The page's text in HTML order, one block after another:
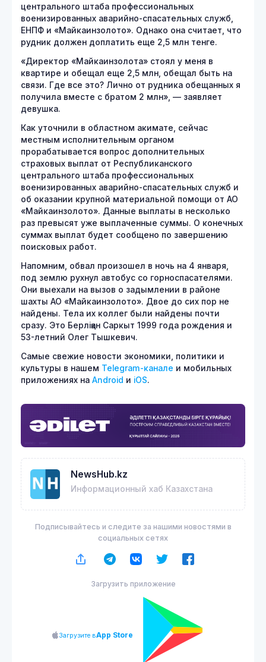
центрального штаба профессиональных
военизированных аварийно-спасательных служб,
ЕНПФ и «Майкаинзолото». Однако она считает, что
рудник должен доплатить еще 2,5 млн тенге.
«Директор «Майкаинзолота» стоял у меня в
квартире и обещал еще 2,5 млн, обещал быть на
связи. Где все это? Лично от рудника обещанных я
получила вместе с братом 2 млн», — заявляет
девушка.
Как уточнили в областном акимате, сейчас
местным исполнительным органом
прорабатывается вопрос дополнительных
страховых выплат от Республиканского
центрального штаба профессиональных
военизированных аварийно-спасательных служб и
об оказании крупной материальной помощи от АО
«Майкаинзолото». Данные выплаты в несколько
раз превысят уже выплаченные суммы. О конечных
суммах выплат будет сообщено по завершению
поисковых работ.
Напомним, обвал произошел в ночь на 4 января,
под землю рухнул автобус со горноспасателями.
Они выехали на вызов о задымлении в районе
шахты АО «Майкаинзолото». Двое до сих пор не
найдены. Тела их коллег были найдены почти
сразу. Это Берліқан Саркыт 1999 года рождения и
53-летний Олег Тышкевич.
Самые свежие новости экономики, политики и
культуры в нашем Telegram-канале и мобильных
приложениях на Android и iOS.
NewsHub.kz
Информационный хаб Казахстана
Подписывайтесь и следите за нашими новостями в
социальных сетях
Загрузить приложение
Загрузите вApp Store